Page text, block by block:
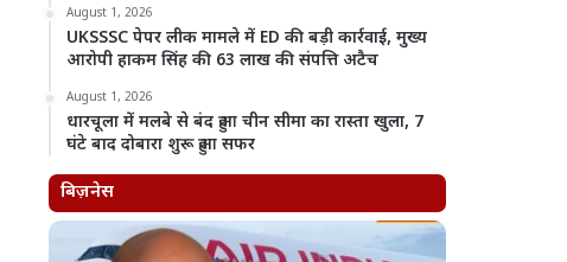
August 1, 2026
UKSSSC पेपर लीक मामले में ED की बड़ी कार्रवाई, मुख्य
आरोपी हाकम सिंह की 63 लाख की संपत्ति अटैच
August 1, 2026
धारचूला में मलबे से बंद हुआ चीन सीमा का रास्ता खुला, 7
घंटे बाद दोबारा शुरू हुआ सफर
बिज़नेस